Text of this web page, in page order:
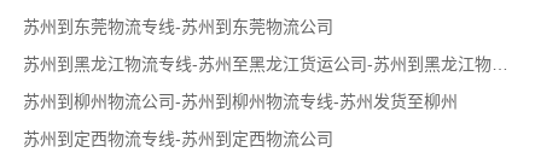
苏州到东莞物流专线-苏州到东莞物流公司
苏州到黑龙江物流专线-苏州至黑龙江货运公司-苏州到黑龙江物流公司
苏州到柳州物流公司-苏州到柳州物流专线-苏州发货至柳州
苏州到定西物流专线-苏州到定西物流公司